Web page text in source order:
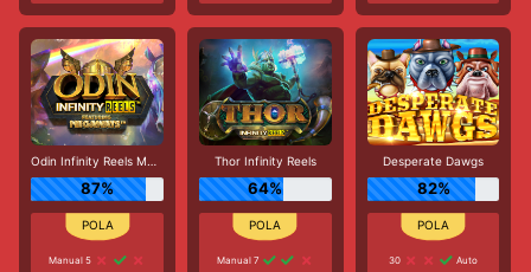
Odin Infinity Reels Megaways
87%
Manual 5
Thor Infinity Reels
64%
Manual 7
Desperate Dawgs
82%
30
Auto